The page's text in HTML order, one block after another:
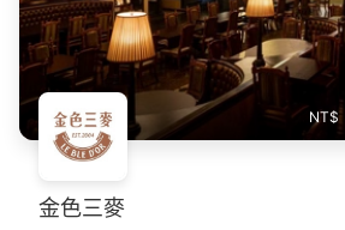
NT$
金色三麥